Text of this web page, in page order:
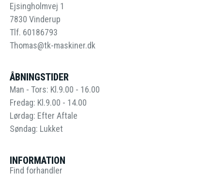
Ejsingholmvej 1
7830 Vinderup
Tlf. 60186793
Thomas@tk-maskiner.dk
ÅBNINGSTIDER
Man - Tors: Kl.9.00 - 16.00
Fredag: Kl.9.00 - 14.00
Lørdag: Efter Aftale
Søndag: Lukket
INFORMATION
Find forhandler